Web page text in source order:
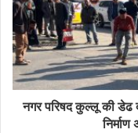
नगर परिषद कुल्लू की डेढ